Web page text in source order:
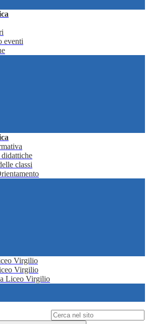
eventi
classi
Virgilio
Virgilio
Liceo Virgilio